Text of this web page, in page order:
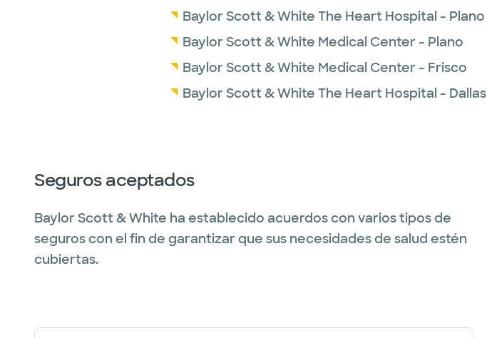
Baylor Scott & White The Heart Hospital - Plano
Baylor Scott & White Medical Center - Plano
Baylor Scott & White Medical Center - Frisco
Baylor Scott & White The Heart Hospital - Dallas
Seguros aceptados
Baylor Scott & White ha establecido acuerdos con varios tipos de
seguros con el fin de garantizar que sus necesidades de salud estén
cubiertas.